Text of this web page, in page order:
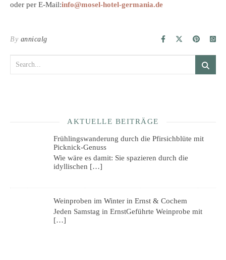
oder per E-Mail:info@mosel-hotel-germania.de
By annicalg
AKTUELLE BEITRÄGE
Frühlingswanderung durch die Pfirsichblüte mit
Picknick-Genuss
Wie wäre es damit: Sie spazieren durch die
idyllischen […]
Weinproben im Winter in Ernst & Cochem
Jeden Samstag in ErnstGeführte Weinprobe mit
[…]